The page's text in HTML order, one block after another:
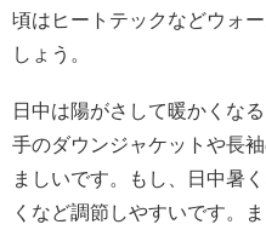
頃はヒートテックなどウォ
しょう。
日中は陽がさして暖かくな
手のダウンジャケットや長
ましいです。もし、日中暑
くなど調節しやすいです。